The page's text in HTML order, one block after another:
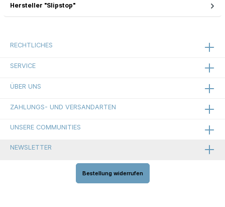
Hersteller "Slipstop"
RECHTLICHES
SERVICE
ÜBER UNS
ZAHLUNGS- UND VERSANDARTEN
UNSERE COMMUNITIES
NEWSLETTER
Bestellung widerrufen